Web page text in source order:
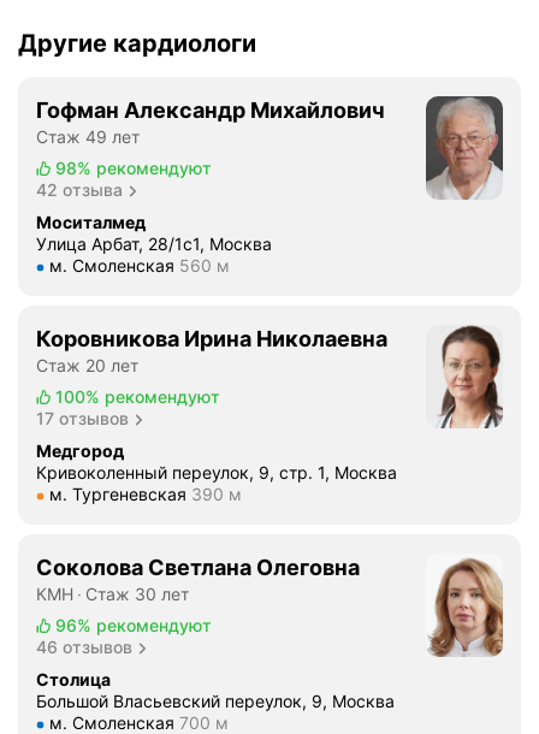
Другие кардиологи
Гофман Александр Михайлович
Стаж 49 лет
98% рекомендуют
42 отзыва
Моситалмед
Улица Арбат, 28/1с1, Москва
Метро м. Смоленская Расстояние 560 м
м. Смоленская 560 м
Коровникова Ирина Николаевна
Стаж 20 лет
100% рекомендуют
17 отзывов
Медгород
Кривоколенный переулок, 9, стр. 1, Москва
Метро м. Тургеневская Расстояние 390 м
м. Тургеневская 390 м
Соколова Светлана Олеговна
КМН
Стаж 30 лет
96% рекомендуют
46 отзывов
Столица
Большой Власьевский переулок, 9, Москва
Метро м. Смоленская Расстояние 700 м
м. Смоленская 700 м